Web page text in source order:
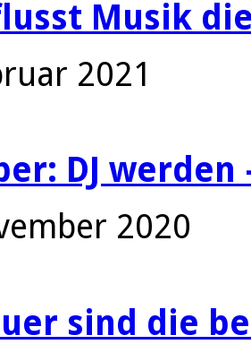
Musik
2021
DJ
2020
sind die